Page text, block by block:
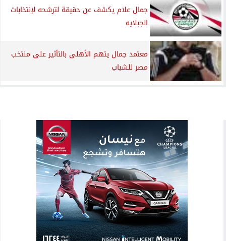
جمال علام يكشف عن حقيقة لترشحه لإنتخابات
الجبلايه
معتمد جمال يتهم الأهلى بالتأثير على منتخب
مصر للشباب